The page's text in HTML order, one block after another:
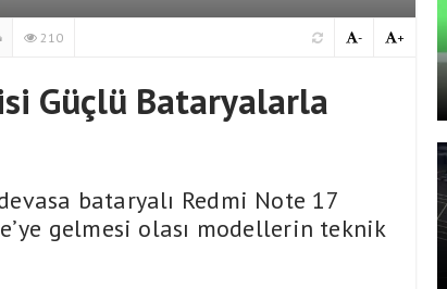
210 +
-
Güçlü Bataryalarla
bataryalı Redmi Note 17
gelmesi olası modellerin teknik